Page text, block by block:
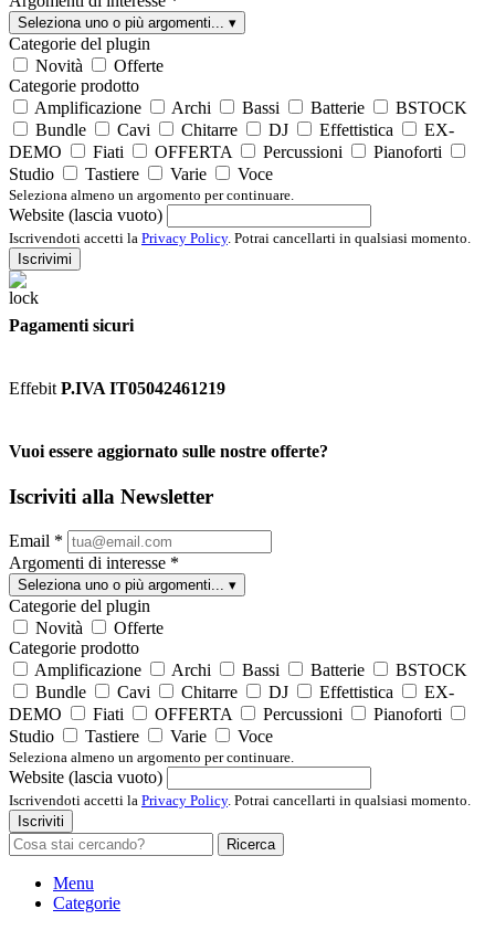
Seleziona uno o più argomenti... ▾
Categorie del plugin
Novità
Offerte
Categorie prodotto
Amplificazione
Archi Bassi Batterie
BSTOCK
Bundle
Cavi Chitarre DJ Effettistica
EX-
DEMO
Fiati OFFERTA Percussioni
Pianoforti
Studio
Tastiere Varie Voce
Seleziona almeno un argomento per continuare.
Website (lascia vuoto)
Iscrivendoti accetti la Privacy Policy. Potrai cancellarti in qualsiasi momento.
Iscrivimi
Pagamenti sicuri
Effebit P.IVA IT05042461219
Vuoi essere aggiornato sulle nostre offerte?
Iscriviti alla Newsletter
Email *
Argomenti di interesse *
Seleziona uno o più argomenti... ▾
Categorie del plugin
Novità
Offerte
Categorie prodotto
Amplificazione
Archi Bassi Batterie
BSTOCK
Bundle
Cavi Chitarre DJ Effettistica
EX-
DEMO
Fiati OFFERTA Percussioni
Pianoforti
Studio
Tastiere Varie Voce
Seleziona almeno un argomento per continuare.
Website (lascia vuoto)
Iscrivendoti accetti la Privacy Policy. Potrai cancellarti in qualsiasi momento.
Iscriviti
Ricerca
Menu
Categorie